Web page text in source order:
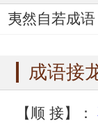
夷然自若成语
成语接
【顺 接】：